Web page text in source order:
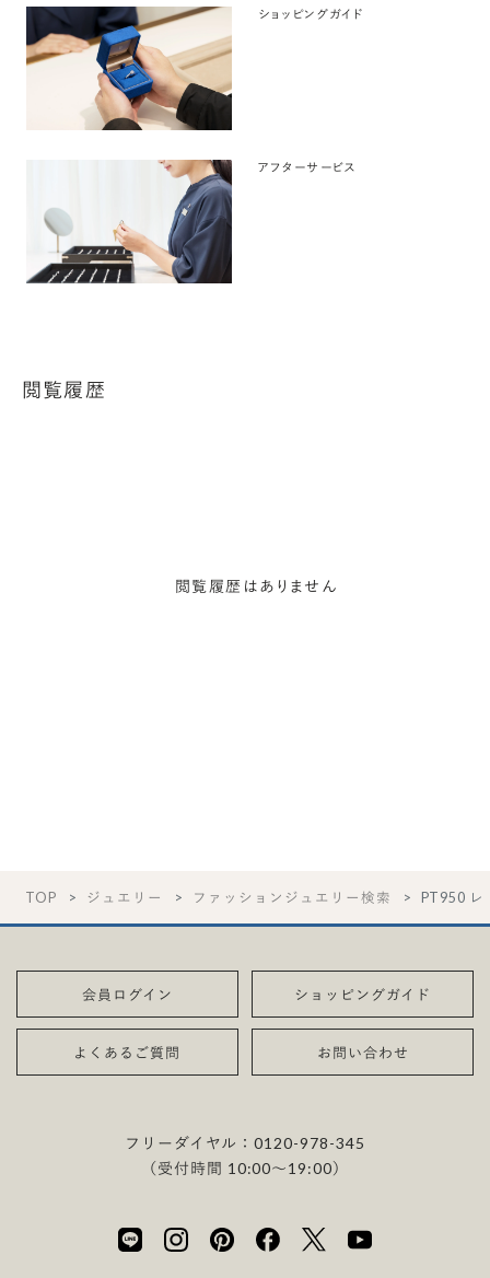
ショッピングガイド
アフターサービス
閲覧履歴
閲覧履歴はありません
TOP ジュエリー ファッションジュエリー検索 PT950
会員ログイン ショッピングガイド
よくあるご質問 お問い合わせ
フリーダイヤル：0120-978-345
（受付時間 10:00〜19:00）